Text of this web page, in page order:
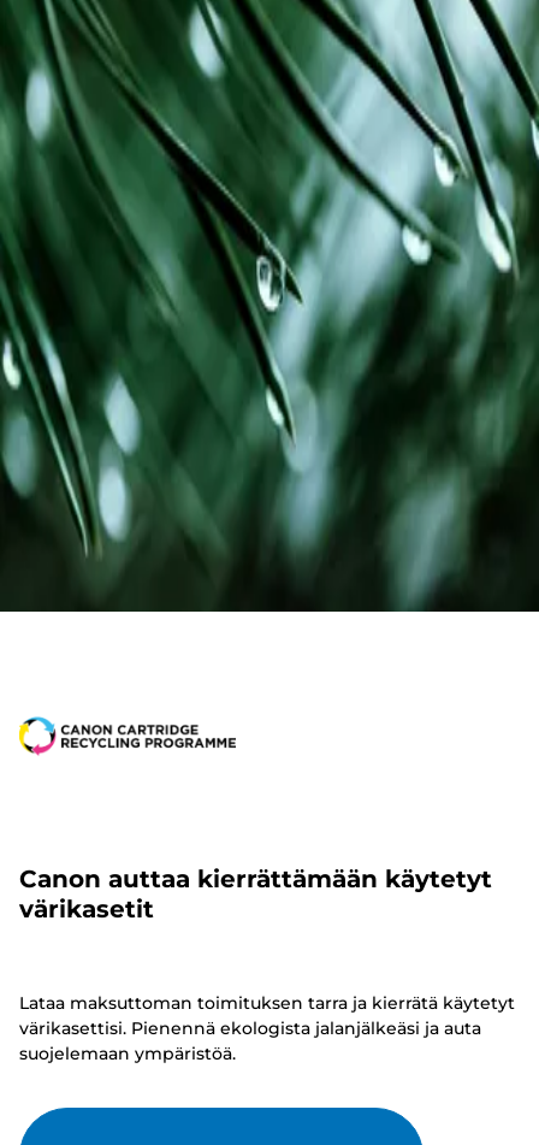
Canon auttaa kierrättämään käytetyt
värikasetit
Lataa maksuttoman toimituksen tarra ja kierrätä käytetyt
värikasettisi. Pienennä ekologista jalanjälkeäsi ja auta
suojelemaan ympäristöä.